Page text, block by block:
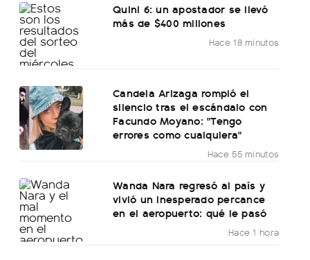
Quini 6: un apostador se llevó
más de $400 millones
Hace 18 minutos
Candela Arizaga rompió el
silencio tras el escándalo con
Facundo Moyano: "Tengo
errores como cualquiera"
Hace 55 minutos
Wanda Nara regresó al país y
vivió un inesperado percance
en el aeropuerto: qué le pasó
Hace 1 hora